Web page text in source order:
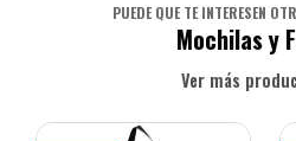
PUEDE QUE TE INTERESEN
Mochilas y
Ver más